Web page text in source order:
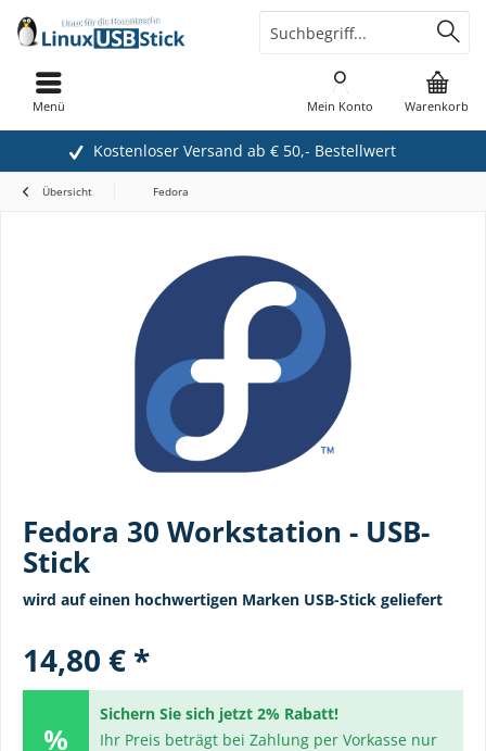
Kostenloser Versand ab € 50,- Bestellwert
Warenkorb
Mein Konto
Menü
Übersicht Fedora
Fedora 30 Workstation - USB-
Stick
wird auf einen hochwertigen Marken USB-Stick geliefert
14,80 € *
Sichern Sie sich jetzt 2% Rabatt!
Ihr Preis beträgt bei Zahlung per Vorkasse nur